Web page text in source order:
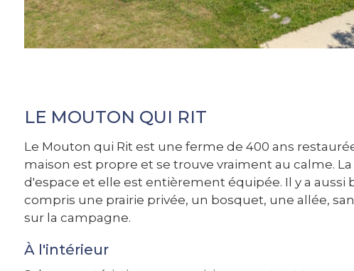
LE MOUTON QUI RIT
Le Mouton qui Rit est une ferme de 400 ans
maison est propre et se trouve vraiment au calme.
d'espace et elle est entièrement équipée. Il y a aussi
compris une prairie privée, un bosquet, une allée,
sur la campagne.
À l'intérieur